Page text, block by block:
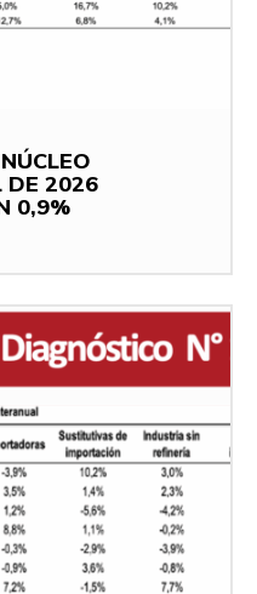
DE 2026
0,9%